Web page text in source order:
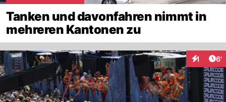
Tanken und davonfahren nimmt in
mehreren Kantonen zu
1 6'